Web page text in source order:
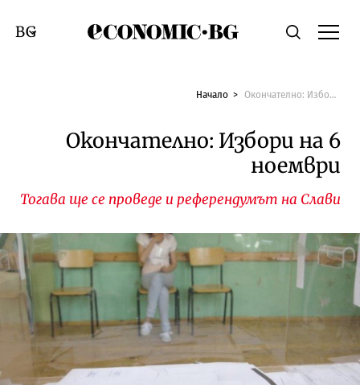
Economic.bgТърсене
Смяна на език
Начало Окончателно: Избори на 6 ноември
Окончателно: Избори на 6
ноември
Тогава ще се проведе и референдумът на Слави